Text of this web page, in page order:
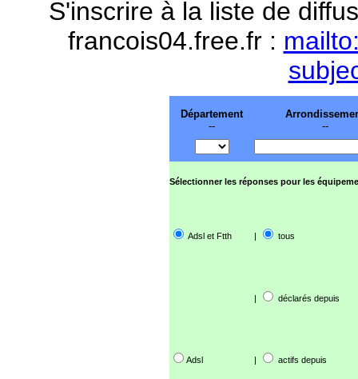
S'inscrire à la liste de
francois04.free.fr :
Département
--
--
Sélectionner les réponses pour les
Adsl et Ftth | tous
| déclarés depuis
Adsl | actifs depuis